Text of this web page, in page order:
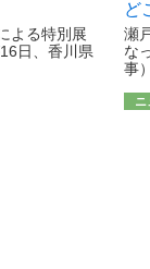
よる特別展
日、香川県
ど
瀬
な
事
ニ